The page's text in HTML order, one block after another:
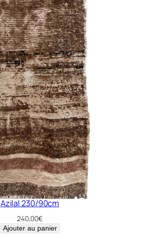
Azilal 230/90cm
240,00€
Ajouter au panier